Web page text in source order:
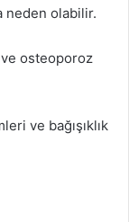
neden olabilir.
osteoporoz
ve bağışıklık